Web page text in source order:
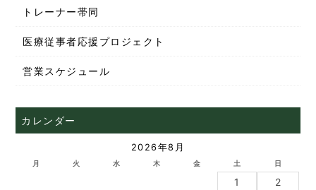
トレーナー帯同
医療従事者応援プロジェクト
営業スケジュール
カレンダー
2026年8月
月 火 水 木 金 土 日
1
2